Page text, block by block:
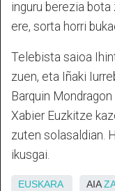
inguru berezia
ere, sorta horri
Telebista saioa
zuen, eta Iñaki
Barquin
Xabier Euzkitze
zuten solasaldian.
ikusgai.
EUSKARA AIA